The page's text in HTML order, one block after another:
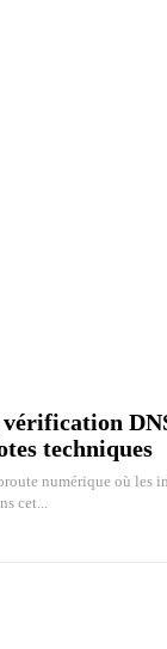
techniques
numérique où les
cet...